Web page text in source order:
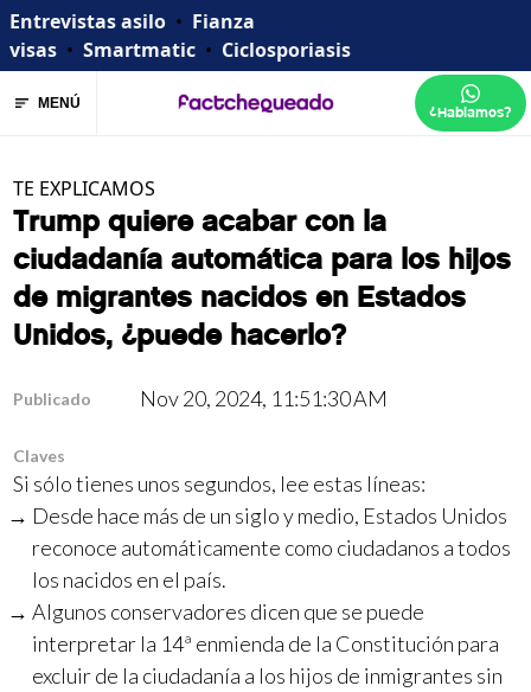
Entrevistas asilo • Fianza
visas • Smartmatic • Ciclosporiasis
MENÚ ¿Hablamos?
TE EXPLICAMOS
Trump quiere acabar con la
ciudadanía automática para los hijos
de migrantes nacidos en Estados
Unidos, ¿puede hacerlo?
Publicado Nov 20, 2024, 11:51:30 AM
Claves
Si sólo tienes unos segundos, lee estas líneas:
Desde hace más de un siglo y medio, Estados Unidos
reconoce automáticamente como ciudadanos a todos
los nacidos en el país.
Algunos conservadores dicen que se puede
interpretar la 14ª enmienda de la Constitución para
excluir de la ciudadanía a los hijos de inmigrantes sin